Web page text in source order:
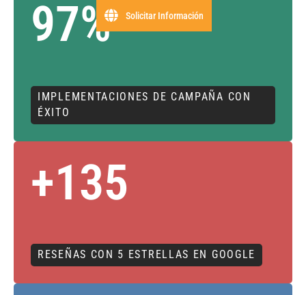
97%
IMPLEMENTACIONES DE CAMPAÑA CON
ÉXITO
+135
RESEÑAS CON 5 ESTRELLAS EN GOOGLE
Solicitar Información